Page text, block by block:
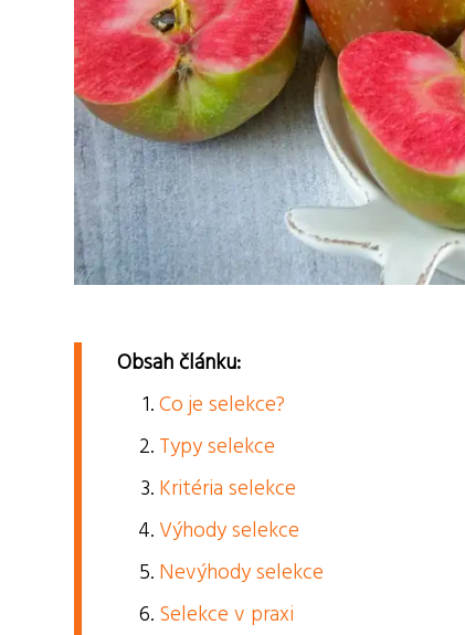
Obsah článku:
Co je selekce?
Typy selekce
Kritéria selekce
Výhody selekce
Nevýhody selekce
Selekce v praxi